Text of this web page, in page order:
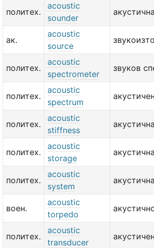
политех.
acoustic
sounder
ак.
acoustic
source
политех.
acoustic
spectrometer
звуков
политех.
acoustic
spectrum
политех.
acoustic
stiffness
политех.
acoustic
storage
политех.
acoustic
system
воен.
acoustic
torpedo
политех.
acoustic
transducer